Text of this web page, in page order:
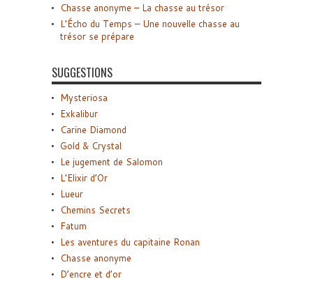
Chasse anonyme – La chasse au trésor
L’Écho du Temps – Une nouvelle chasse au
trésor se prépare
SUGGESTIONS
Mysteriosa
Exkalibur
Carine Diamond
Gold & Crystal
Le jugement de Salomon
L’Elixir d’Or
Lueur
Chemins Secrets
Fatum
Les aventures du capitaine Ronan
Chasse anonyme
D’encre et d’or